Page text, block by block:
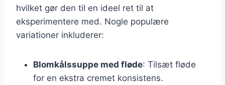
hvilket gør den til en ideel ret til at
eksperimentere med. Nogle populære
variationer inkluderer:
Blomkålssuppe med fløde: Tilsæt fløde
for en ekstra cremet konsistens.